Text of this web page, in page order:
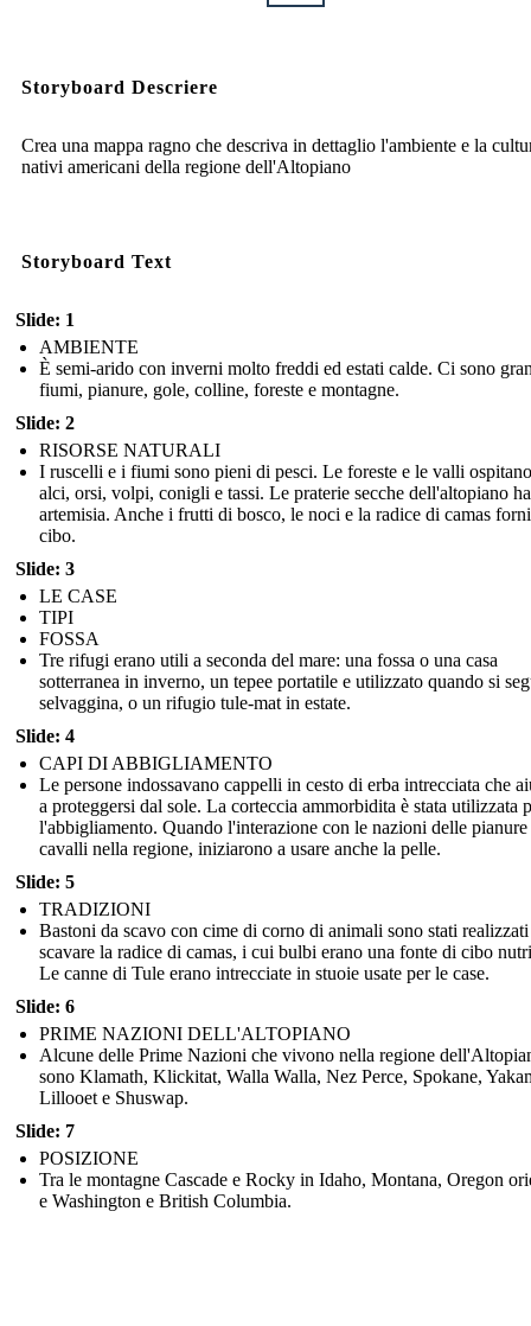
Storyboard Descriere
Crea una mappa ragno che descriva in dettaglio l'ambiente e la
nativi americani della regione dell'Altopiano
Storyboard Text
Slide: 1
AMBIENTE
È semi-arido con inverni molto freddi ed estati calde. Ci sono
fiumi, pianure, gole, colline, foreste e montagne.
Slide: 2
RISORSE NATURALI
I ruscelli e i fiumi sono pieni di pesci. Le foreste e le valli
alci, orsi, volpi, conigli e tassi. Le praterie secche dell'altopiano
artemisia. Anche i frutti di bosco, le noci e la radice di camas
cibo.
Slide: 3
LE CASE
TIPI
FOSSA
Tre rifugi erano utili a seconda del mare: una fossa o una casa
sotterranea in inverno, un tepee portatile e utilizzato quando si
selvaggina, o un rifugio tule-mat in estate.
Slide: 4
CAPI DI ABBIGLIAMENTO
Le persone indossavano cappelli in cesto di erba intrecciata che
a proteggersi dal sole. La corteccia ammorbidita è stata utilizzata
l'abbigliamento. Quando l'interazione con le nazioni delle
cavalli nella regione, iniziarono a usare anche la pelle.
Slide: 5
TRADIZIONI
Bastoni da scavo con cime di corno di animali sono stati
scavare la radice di camas, i cui bulbi erano una fonte di cibo
Le canne di Tule erano intrecciate in stuoie usate per le case.
Slide: 6
PRIME NAZIONI DELL'ALTOPIANO
Alcune delle Prime Nazioni che vivono nella regione
sono Klamath, Klickitat, Walla Walla, Nez Perce, Spokane,
Lillooet e Shuswap.
Slide: 7
POSIZIONE
Tra le montagne Cascade e Rocky in Idaho, Montana, Oregon
e Washington e British Columbia.